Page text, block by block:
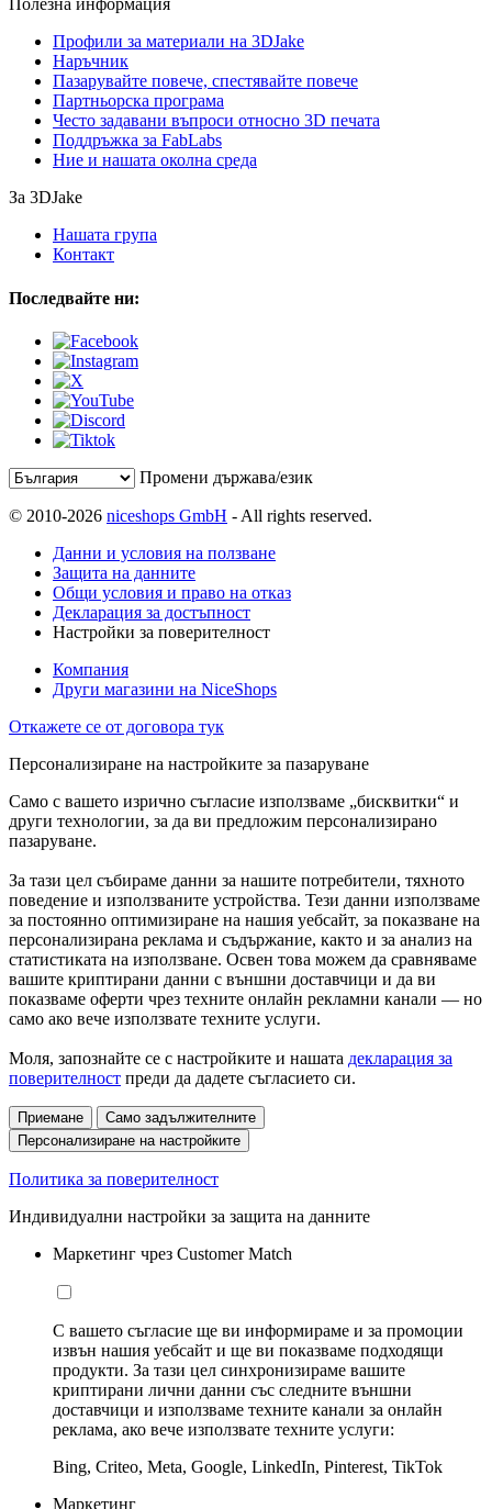
Полезна информация
Профили за материали на 3DJake
Наръчник
Пазарувайте повече, спестявайте повече
Партньорска програма
Често задавани въпроси относно 3D печата
Поддръжка за FabLabs
Ние и нашата околна среда
За 3DJake
Нашата група
Контакт
Последвайте ни:
Промени държава/език
© 2010-2026 niceshops GmbH - All rights reserved.
Данни и условия на ползване
Защита на данните
Общи условия и право на отказ
Декларация за достъпност
Настройки за поверителност
Компания
Други магазини на NiceShops
Откажете се от договора тук
Персонализиране на настройките за пазаруване
Само с вашето изрично съгласие използваме „бисквитки“ и
други технологии, за да ви предложим персонализирано
пазаруване.
За тази цел събираме данни за нашите потребители, тяхното
поведение и използваните устройства. Тези данни използваме
за постоянно оптимизиране на нашия уебсайт, за показване на
персонализирана реклама и съдържание, както и за анализ на
статистиката на използване. Освен това можем да сравняваме
вашите криптирани данни с външни доставчици и да ви
показваме оферти чрез техните онлайн рекламни канали — но
само ако вече използвате техните услуги.
Моля, запознайте се с настройките и нашата декларация за
поверителност преди да дадете съгласието си.
Приемане
Само задължителните
Персонализиране на настройките
Политика за поверителност
Индивидуални настройки за защита на данните
Маркетинг чрез Customer Match
С вашето съгласие ще ви информираме и за промоции
извън нашия уебсайт и ще ви показваме подходящи
продукти. За тази цел синхронизираме вашите
криптирани лични данни със следните външни
доставчици и използваме техните канали за онлайн
реклама, ако вече използвате техните услуги:
Bing, Criteo, Meta, Google, LinkedIn, Pinterest, TikTok
Маркетинг